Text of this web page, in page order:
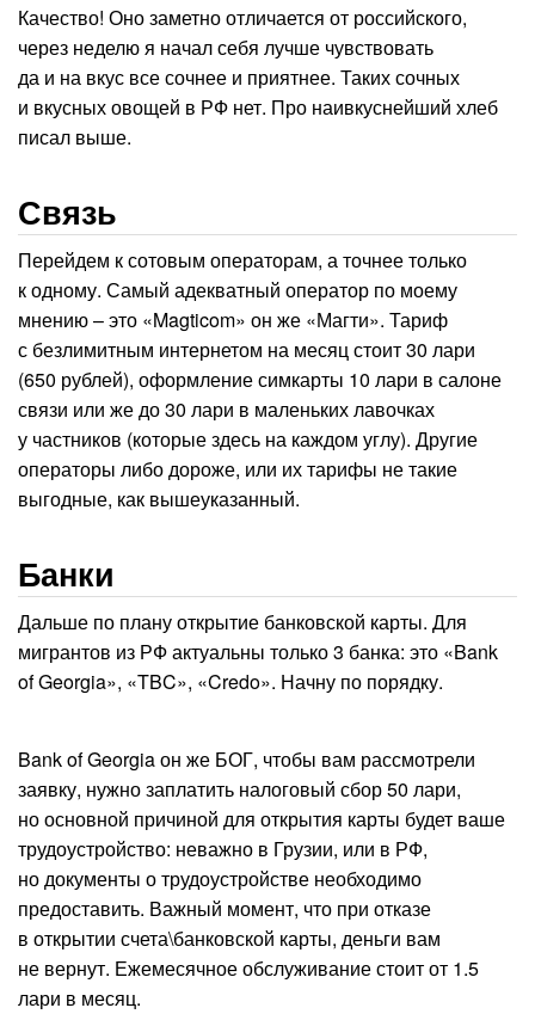
Качество! Оно заметно отличается от российского,
через неделю я начал себя лучше чувствовать
да и на вкус все сочнее и приятнее. Таких сочных
и вкусных овощей в РФ нет. Про наивкуснейший хлеб
писал выше.
Связь
Перейдем к сотовым операторам, а точнее только
к одному. Самый адекватный оператор по моему
мнению – это «Magticom» он же «Магти». Тариф
с безлимитным интернетом на месяц стоит 30 лари
(650 рублей), оформление симкарты 10 лари в салоне
связи или же до 30 лари в маленьких лавочках
у частников (которые здесь на каждом углу). Другие
операторы либо дороже, или их тарифы не такие
выгодные, как вышеуказанный.
Банки
Дальше по плану открытие банковской карты. Для
мигрантов из РФ актуальны только 3 банка: это «Bank
of Georgia», «TBC», «Credo». Начну по порядку.
Bank of Georgia он же БОГ, чтобы вам рассмотрели
заявку, нужно заплатить налоговый сбор 50 лари,
но основной причиной для открытия карты будет ваше
трудоустройство: неважно в Грузии, или в РФ,
но документы о трудоустройстве необходимо
предоставить. Важный момент, что при отказе
в открытии счета\банковской карты, деньги вам
не вернут. Ежемесячное обслуживание стоит от 1.5
лари в месяц.